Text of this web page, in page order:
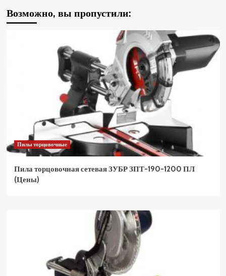
Возможно, вы пропустили:
Пилы торцовочные
Пила торцовочная сетевая ЗУБР ЗПТ-190-1200 ПЛ
(Цены)